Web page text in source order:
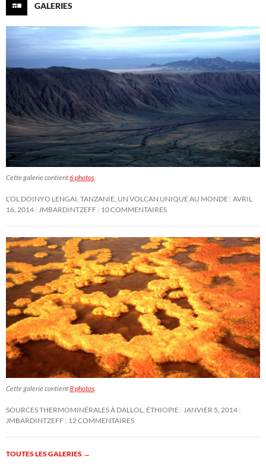
GALERIES
Cette galerie contient6 photos.
L’OL DOINYO LENGAI, TANZANIE, UN VOLCAN UNIQUE AU MONDE AVRIL
16, 2014 JMBARDINTZEFF 10 COMMENTAIRES
Cette galerie contient8 photos.
SOURCES THERMOMINÉRALES À DALLOL, ÉTHIOPIE JANVIER 5, 2014
JMBARDINTZEFF 12 COMMENTAIRES
TOUTES LES GALERIES →